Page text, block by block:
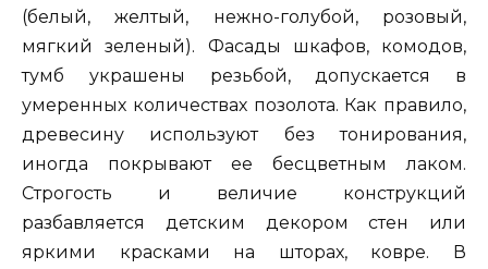
(белый, желтый, нежно-голубой, розовый,
мягкий зеленый). Фасады шкафов, комодов,
тумб украшены резьбой, допускается в
умеренных количествах позолота. Как правило,
древесину используют без тонирования,
иногда покрывают ее бесцветным лаком.
Строгость и величие конструкций
разбавляется детским декором стен или
яркими красками на шторах, ковре. В